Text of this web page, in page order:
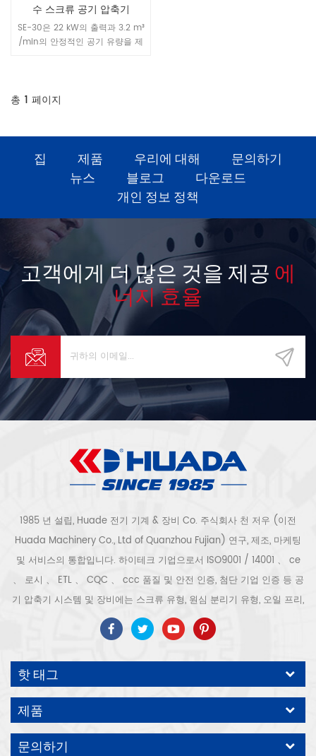
수 스크류 공기 압축기
SE-30은 22 kW의 출력과 3.2 m³
/min의 안정적인 공기 유량을 제
정비 시설, 전자 생산 라인에 이상
총 1 페이지
집 제품 우리에 대해
문의하기
뉴스
블로그
다운로드
개인 정보 정책
고객에게 더 많은 것을 제공 에
너지 효율
1985 년 설립, Huade 전기 기계 & 장비 Co. 주식회사 천 저우 (이전
Huada Machinery Co., Ltd of Quanzhou Fujian) 연구, 제조, 마케팅
및 서비스의 통합입니다. 하이테크 기업으로서 ISO9001 / 14001 、 ce
、 로시 、 ETL 、 CQC 、 ccc 품질 및 안전 인증, 첨단 기업 인증 등 공
기 압축기 시스템 및 장비에는 스크류 유형, 원심 분리기 유형, 오일 프리,
스크롤 유형, 피스톤 유형, 건조기, 필터, 배수기, 완전한 공기 압축기 생산
라인 등이 포함됩니다. 보다 300 가지 유형의 공기 압축기 산업 전문가
우리 회사는 보다 30 년 경력 from 압력 용기, 전기 모터, 정밀 부품 가공
및 장비에 대한 최고의 부품 주조 조립. 또한 우리 회사는 영구 자석 서보
모터의 자체 핵심 프로세스를 개발하고 관련 기술 특허를 획득하여 국가
에너지 절약 및 환경 보호 기술 발전에 기여했습니다. 우리 자신의 브랜
드 공기 압축기를 기대하십시오, ODM / OEM 수락입니다.
핫 태그
제품
문의하기